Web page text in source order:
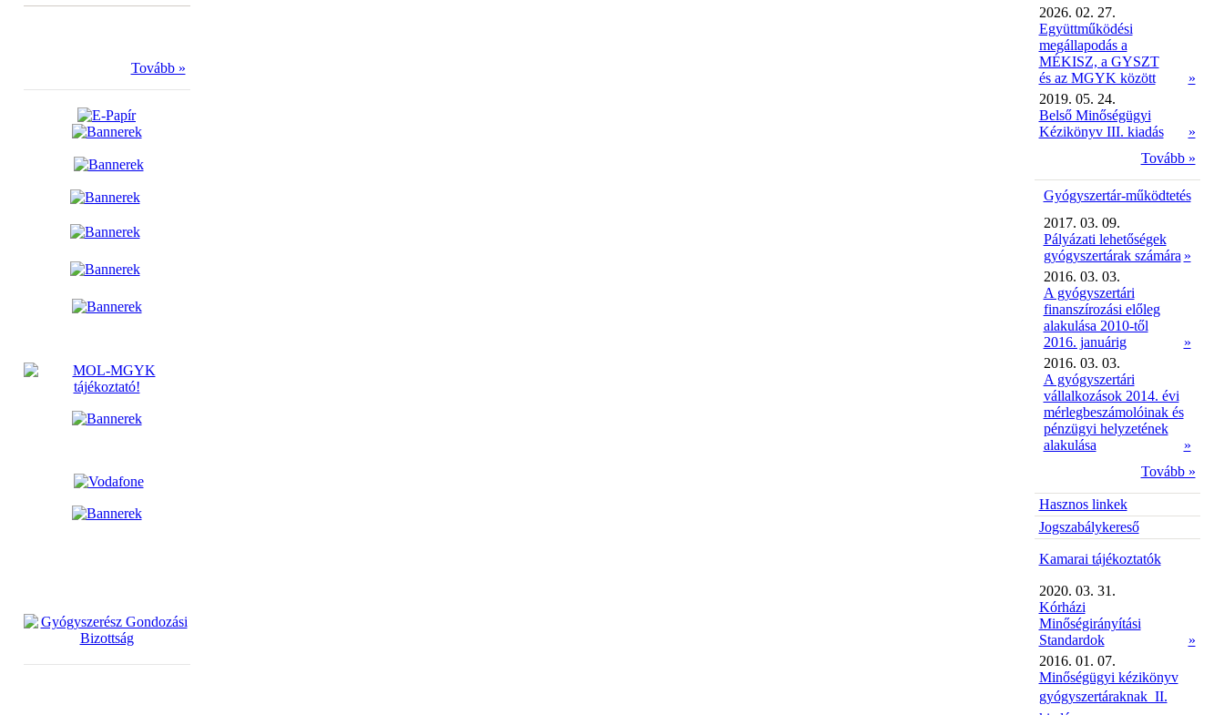
Tovább »
2026. 02. 27.
Együttműködési
megállapodás a
MÉKISZ, a GYSZT
és az MGYK között
»
2019. 05. 24.
Belső Minőségügyi
Kézikönyv III. kiadás
»
Tovább »
Gyógyszertár-működtetés
2017. 03. 09.
Pályázati lehetőségek
gyógyszertárak számára »
2016. 03. 03.
A gyógyszertári
finanszírozási előleg
alakulása 2010-től
2016. januárig
»
2016. 03. 03.
A gyógyszertári
vállalkozások 2014. évi
mérlegbeszámolóinak és
pénzügyi helyzetének
alakulása
»
Tovább »
Hasznos linkek
Jogszabálykereső
Kamarai tájékoztatók
2020. 03. 31.
Kórházi
Minőségirányítási
Standardok
»
2016. 01. 07.
Minőségügyi kézikönyv
gyógyszertáraknak  II.